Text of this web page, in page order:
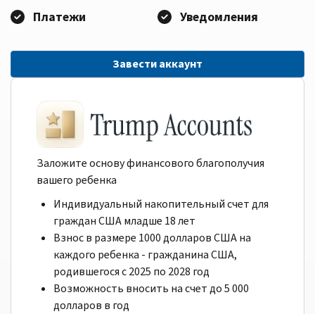
Платежи
Уведомления
Завести аккаунт
Заложите основу финансового благополучия
вашего ребенка
Индивидуальный накопительный счет для
граждан США младше 18 лет
Взнос в размере 1000 долларов США на
каждого ребенка - гражданина США,
родившегося с 2025 по 2028 год
Возможность вносить на счет до 5 000
долларов в год